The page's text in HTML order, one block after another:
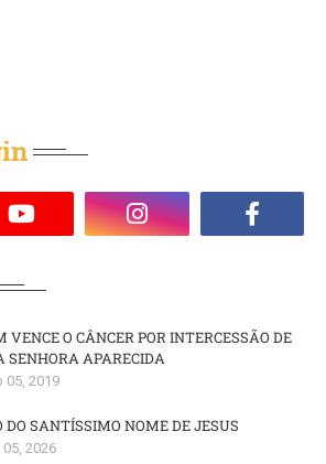
VENCE O CÂNCER POR INTERCESSÃO DE
SENHORA APARECIDA
05, 2019
DO SANTÍSSIMO NOME DE JESUS
2026